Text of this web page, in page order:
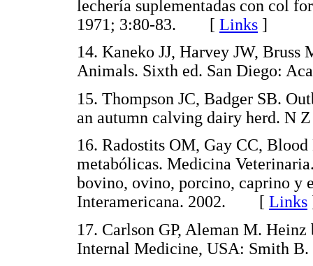
lechería suplementadas con col
1971; 3:80-83. [ Links ]
14. Kaneko JJ, Harvey JW,
Animals. Sixth ed. San Diego:
15. Thompson JC, Badger SB.
an autumn calving dairy herd.
16. Radostits OM, Gay CC,
metabólicas. Medicina
bovino, ovino, porcino, caprino y
Interamericana. 2002. [ Links
17. Carlson GP, Aleman M.
Internal Medicine, USA: Smith